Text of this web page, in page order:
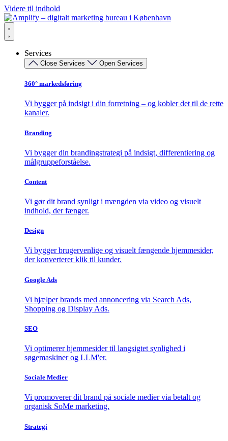
Videre til indhold
Services
Close Services Open Services
360° markedsføring​
Vi bygger på indsigt i din forretning – og kobler det til de rette
kanaler.
Branding
Vi bygger din brandingstrategi på indsigt, differentiering og
målgruppeforståelse.
Content
Vi gør dit brand synligt i mængden via video og visuelt
indhold, der fænger.
Design
Vi bygger brugervenlige og visuelt fængende hjemmesider,
der konverterer klik til kunder.
Google Ads
Vi hjælper brands med annoncering via Search Ads,
Shopping og Display Ads.
SEO
Vi optimerer hjemmesider til langsigtet synlighed i
søgemaskiner og LLM'er.
Sociale Medier
Vi promoverer dit brand på sociale medier via betalt og
organisk SoMe marketing.
Strategi